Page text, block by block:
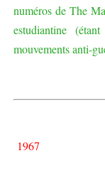
numéros de The
estudiantine
mouvements anti-
1967